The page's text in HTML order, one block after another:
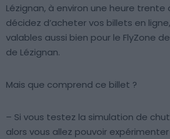
Lézignan, à environ une heure trente
décidez d’acheter vos billets en
valables aussi bien pour le FlyZone
de Lézignan.
Mais que comprend ce billet ?
– Si vous testez la simulation de
alors vous allez pouvoir